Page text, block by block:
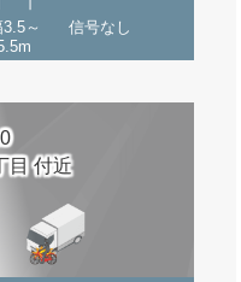
～
信号なし
目 付近